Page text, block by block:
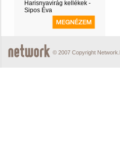
Harisnyavirág kellékek -
Sipos Éva
© 2007 Copyright